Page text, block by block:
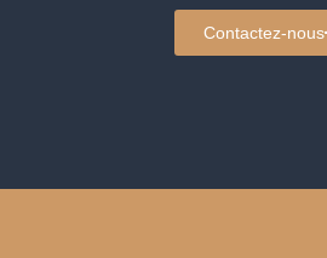
Contactez-nous